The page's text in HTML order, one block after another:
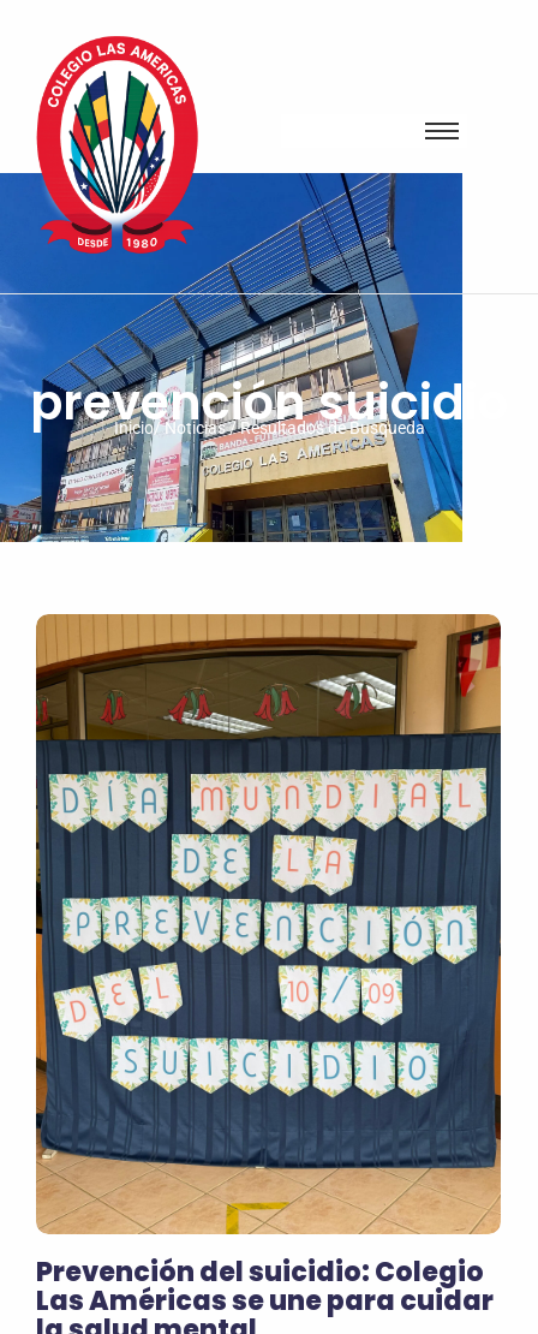
prevención suicidio
Inicio/ Noticias / Resultados de Busqueda
Prevención del suicidio: Colegio
Las Américas se une para cuidar